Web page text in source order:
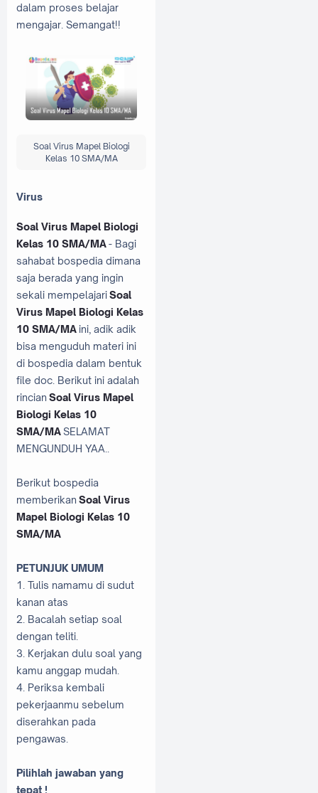
dalam proses belajar
mengajar. Semangat!!
Soal Virus Mapel Biologi
Kelas 10 SMA/MA
Virus
Soal Virus Mapel Biologi
Kelas 10 SMA/MA- Bagi
sahabat bospedia dimana
saja berada yang ingin
sekali mempelajariSoal
Virus Mapel Biologi Kelas
10 SMA/MAini, adik adik
bisa menguduh materi ini
di bospedia dalam bentuk
file doc. Berikut ini adalah
rincian Soal Virus Mapel
Biologi Kelas 10
SMA/MASELAMAT
MENGUNDUH YAA..
Berikut bospedia
memberikan Soal Virus
Mapel Biologi Kelas 10
SMA/MA
PETUNJUK UMUM
1. Tulis namamu di sudut
kanan atas
2. Bacalah setiap soal
dengan teliti.
3. Kerjakan dulu soal yang
kamu anggap mudah.
4. Periksa kembali
pekerjaanmu sebelum
diserahkan pada
pengawas.
Pilihlah jawaban yang
tepat !